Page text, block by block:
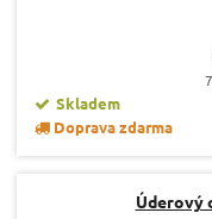
Skladem
Doprava zdarma
Úderový